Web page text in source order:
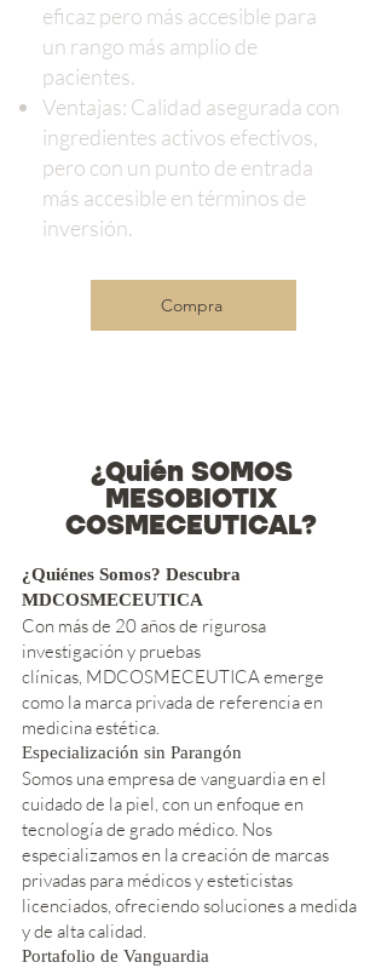
eficaz pero más accesible para
un rango más amplio de
pacientes.
Ventajas: Calidad asegurada con
ingredientes activos efectivos,
pero con un punto de entrada
más accesible en términos de
inversión.
Compra
¿Quién SOMOS
MESOBIOTIX
COSMECEUTICAL?
¿Quiénes Somos? Descubra
MDCOSMECEUTICA
Con más de 20 años de rigurosa
investigación y pruebas
clínicas, MDCOSMECEUTICA emerge
como la marca privada de referencia en
medicina estética.
Especialización sin Parangón
Somos una empresa de vanguardia en el
cuidado de la piel, con un enfoque en
tecnología de grado médico. Nos
especializamos en la creación de marcas
privadas para médicos y esteticistas
licenciados, ofreciendo soluciones a medida
y de alta calidad.
Portafolio de Vanguardia